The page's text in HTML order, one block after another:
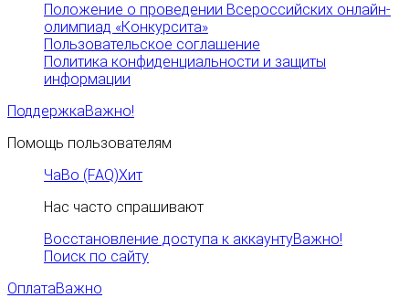
Положение о проведении Всероссийских онлайн-
олимпиад «Конкурсита»
Пользовательское соглашение
Политика конфиденциальности и защиты
информации
ПоддержкаВажно!
Помощь пользователям
ЧаВо (FAQ)Хит
Нас часто спрашивают
Восстановление доступа к аккаунтуВажно!
Поиск по сайту
ОплатаВажно